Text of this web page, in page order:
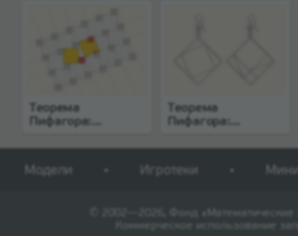
Теорема
Пифагора:
Теорема
Пифагора:
Модели Игротеки
© 2002—2026, Фонд «Математические
Коммерческое использование